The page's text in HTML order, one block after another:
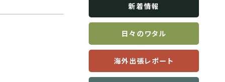
新着情報
日々のワタル
海外出張レポート